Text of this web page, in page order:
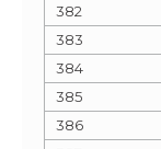
382
383
384
385
386